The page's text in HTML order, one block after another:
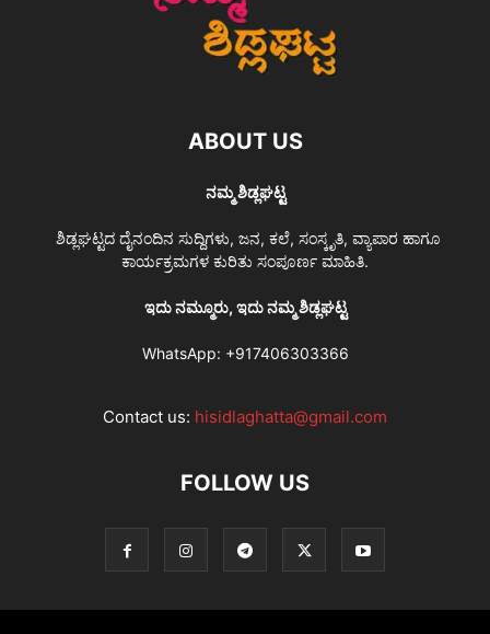
ABOUT US
ನಮ್ಮ ಶಿಡ್ಲಘಟ್ಟ
ಶಿಡ್ಲಘಟ್ಟದ ದೈನಂದಿನ ಸುದ್ದಿಗಳು, ಜನ, ಕಲೆ, ಸಂಸ್ಕೃತಿ, ವ್ಯಾಪಾರ ಹಾಗೂ
ಕಾರ್ಯಕ್ರಮಗಳ ಕುರಿತು ಸಂಪೂರ್ಣ ಮಾಹಿತಿ.
ಇದು ನಮ್ಮೂರು, ಇದು ನಮ್ಮ ಶಿಡ್ಲಘಟ್ಟ
WhatsApp: +917406303366
Contact us: hisidlaghatta@gmail.com
FOLLOW US